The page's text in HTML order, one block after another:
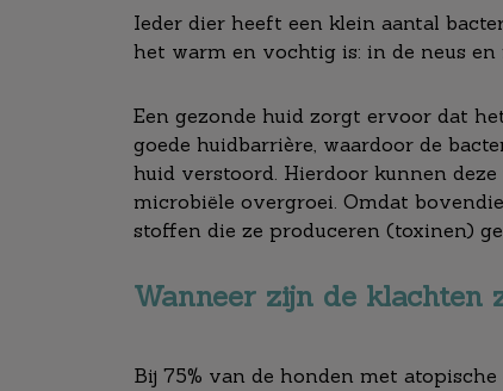
Ieder dier heeft een klein aantal
het warm en vochtig is: in de neus en
Een gezonde huid zorgt ervoor dat
goede huidbarrière, waardoor de
huid verstoord. Hierdoor kunnen
microbiële overgroei. Omdat
stoffen die ze produceren (toxinen)
Wanneer zijn de klachten
Bij 75% van de honden met